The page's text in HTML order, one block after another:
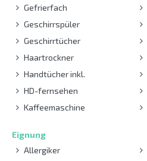
Gefrierfach
Geschirrspüler
Geschirrtücher
Haartrockner
Handtücher inkl.
HD-fernsehen
Kaffeemaschine
Eignung
Allergiker